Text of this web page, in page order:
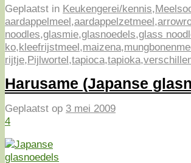
Geplaatst in Keukengerei/kennis,
aardappelmeel,aardappelzetmeel,
noodles,glasmie,glasnoedels,glass
ko,kleefrijstmeel,maizena,
rijtje,Pijlwortel,tapioca,tapioka,
Harusame (Japanse
Geplaatst op 3 mei 2009
4